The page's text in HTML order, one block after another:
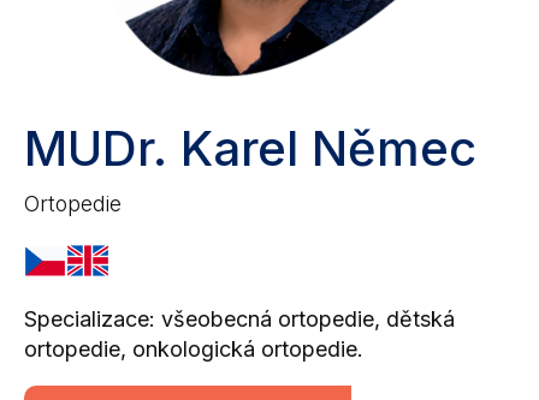
MUDr. Karel Němec
Ortopedie
Specializace: všeobecná ortopedie, dětská
ortopedie, onkologická ortopedie.